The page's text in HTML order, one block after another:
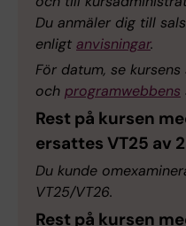
Du anmäler dig till
enligt anvisningar.
För datum, se kursens
och programwebbens
Rest på kursen
ersattes VT25 av
Du kunde
VT25/VT26.
Rest på kursen